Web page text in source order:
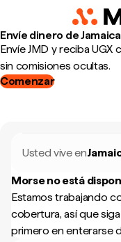
Envíe dinero de
Envíe JMD y reciba UGX
sin comisiones ocultas.
Comenzar
Usted vive en
Morse no está
Estamos trabajando
cobertura, así que
primero en enterarse